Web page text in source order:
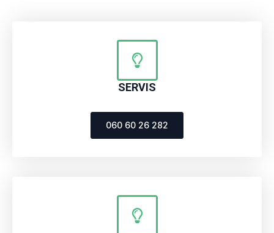
SERVIS
060 60 26 282